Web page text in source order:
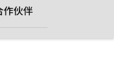
作伙伴